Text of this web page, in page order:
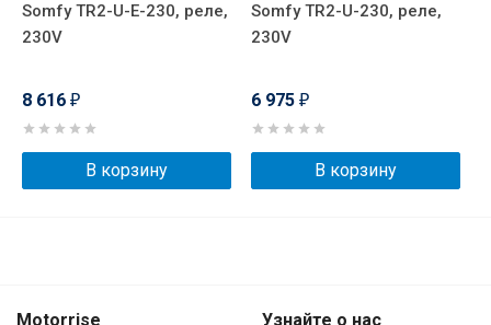
Somfy TR2-U-E-230, реле,
230V
8 616 ₽
В корзину
Somfy TR2-U-230, реле,
230V
6 975 ₽
В корзину
Motorrise Узнайте о нас